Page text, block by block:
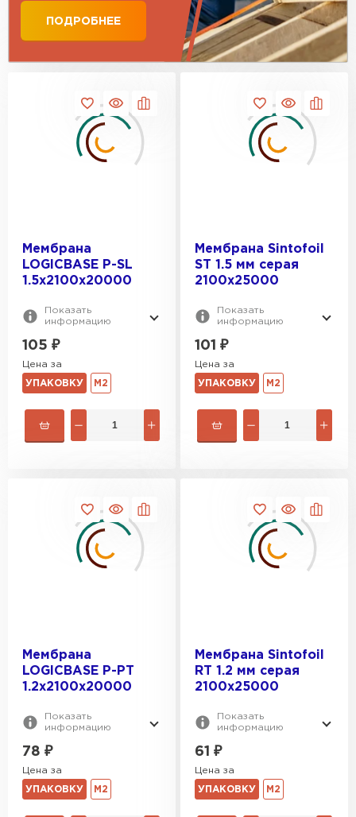
ПОДРОБНЕЕ
Мембрана
LOGICBASE P-SL
1.5х2100x20000
Показать
информацию
105 ₽
Цена за
УПАКОВКУ М2
Мембрана Sintofoil
ST 1.5 мм серая
2100x25000
Показать
информацию
101 ₽
Цена за
УПАКОВКУ М2
Мембрана
LOGICBASE P-PT
1.2х2100x20000
Показать
информацию
78 ₽
Цена за
УПАКОВКУ М2
Мембрана Sintofoil
RT 1.2 мм серая
2100x25000
Показать
информацию
61 ₽
Цена за
УПАКОВКУ М2
Профилированный лист